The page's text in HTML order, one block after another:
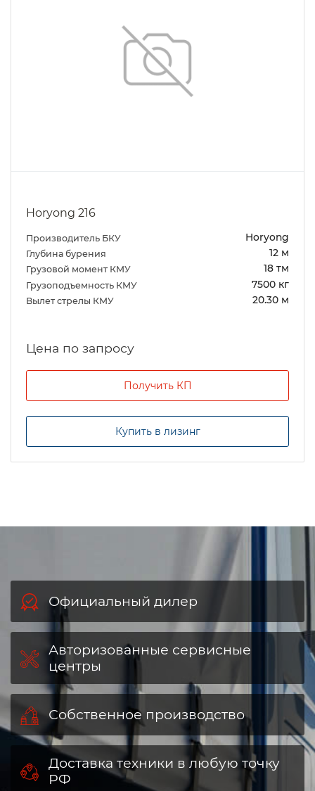
Horyong 216
Производитель БКУ Horyong
Глубина бурения 12 м
Грузовой момент КМУ 18 тм
Грузоподъемность КМУ 7500 кг
Вылет стрелы КМУ 20.30 м
Цена по запросу
Получить КП
Купить в лизинг
Официальный дилер
Авторизованные сервисные
центры
Собственное производство
Доставка техники в любую точку
РФ